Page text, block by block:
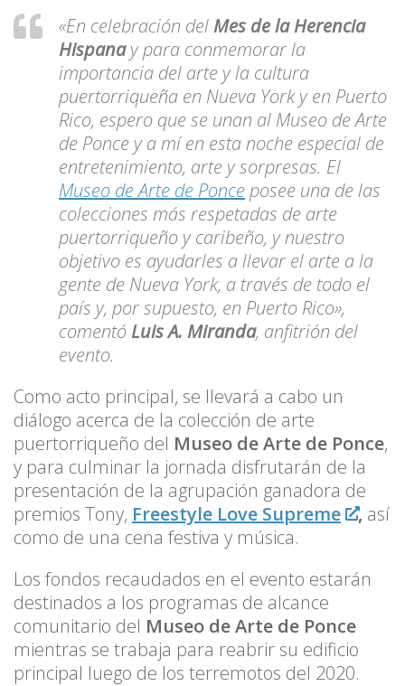
«En celebración del Mes de la Herencia
Hispanay para conmemorar la
importancia del arte y la cultura
puertorriqueña en Nueva York y en Puerto
Rico, espero que se unan al Museo de Arte
de Ponce y a mí en esta noche especial de
entretenimiento, arte y sorpresas. El
Museo de Arte de Ponceposee una de las
colecciones más respetadas de arte
puertorriqueño y caribeño, y nuestro
objetivo es ayudarles a llevar el arte a la
gente de Nueva York, a través de todo el
país y, por supuesto, en Puerto Rico»,
comentó Luis A. Miranda, anfitrión del
evento.
Como acto principal, se llevará a cabo un
diálogo acerca de la colección de arte
puertorriqueño del Museo de Arte de Ponce,
y para culminar la jornada disfrutarán de la
presentación de la agrupación ganadora de
premios Tony, Freestyle Love Supreme , así
como de una cena festiva y música.
Los fondos recaudados en el evento estarán
destinados a los programas de alcance
comunitario del Museo de Arte de Ponce
mientras se trabaja para reabrir su edificio
principal luego de los terremotos del 2020.